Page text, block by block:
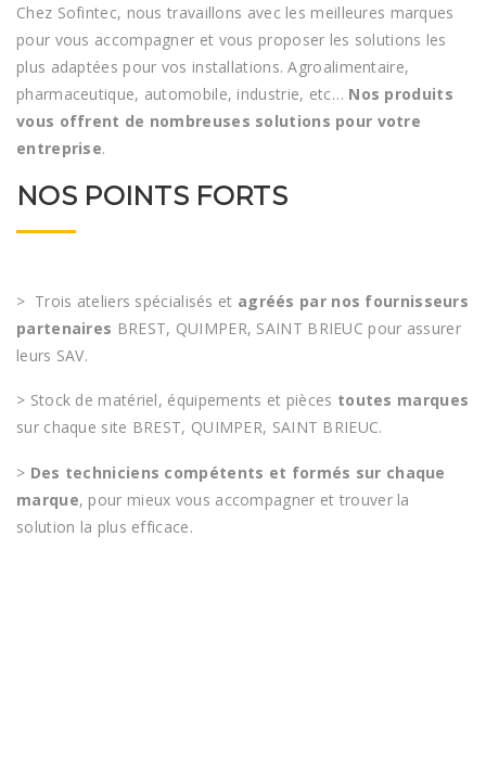
Chez Sofintec, nous travaillons avec les meilleures marques
pour vous accompagner et vous proposer les solutions les
plus adaptées pour vos installations. Agroalimentaire,
pharmaceutique, automobile, industrie, etc… Nos produits
vous offrent de nombreuses solutions pour votre
entreprise.
NOS POINTS FORTS
> Trois ateliers spécialisés et agréés par nos fournisseurs
partenaires BREST, QUIMPER, SAINT BRIEUC pour assurer
leurs SAV.
> Stock de matériel, équipements et pièces toutes marques
sur chaque site BREST, QUIMPER, SAINT BRIEUC.
> Des techniciens compétents et formés sur chaque
marque, pour mieux vous accompagner et trouver la
solution la plus efficace.